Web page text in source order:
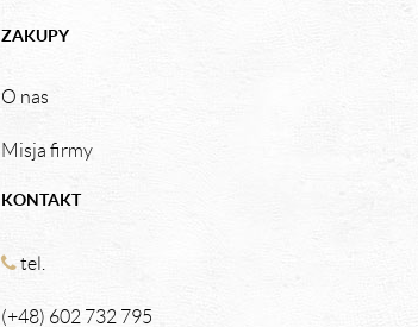
ZAKUPY
O nas
Misja firmy
KONTAKT
tel.
(+48) 602 732 795